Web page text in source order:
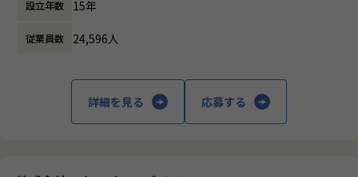
Webシステム、クラウド基礎
AWSサーバー構築演習
運用演習（バッチ運用、障害フロ―演習など）
※研修内容・期間は変更になる可能性がございます。
に渡ります。いわゆる技術者派遣と呼ばれ
働く場所に関わらない事業支援や最新技術を
用いた研究開発などを行っています。
設立年数 15年
従業員数 24,596人
詳細を見る 応募する